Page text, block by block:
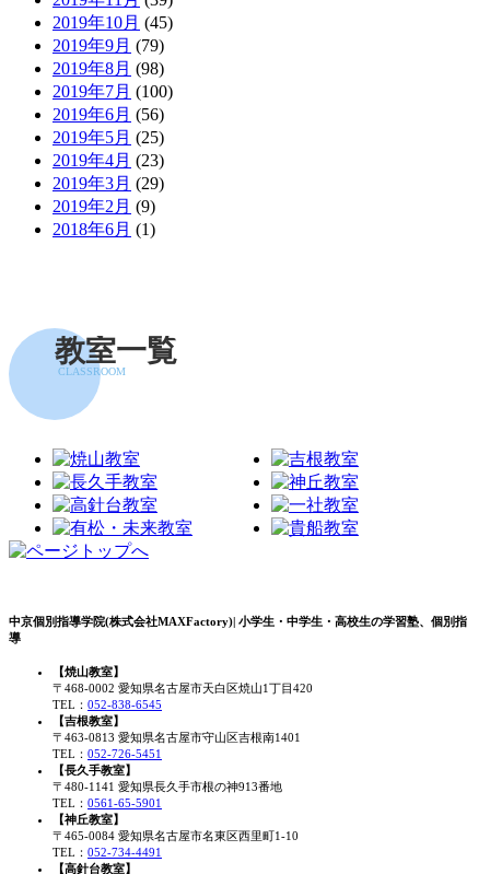
2019年10月 (45)
2019年9月 (79)
2019年8月 (98)
2019年7月 (100)
2019年6月 (56)
2019年5月 (25)
2019年4月 (23)
2019年3月 (29)
2019年2月 (9)
2018年6月 (1)
教室一覧
CLASSROOM
中京個別指導学院(株式会社MAXFactory)| 小学生・中学生・高校生の学習塾、個別指
導
【焼山教室】
〒468-0002 愛知県名古屋市天白区焼山1丁目420
TEL： 052-838-6545
【吉根教室】
〒463-0813 愛知県名古屋市守山区吉根南1401
TEL： 052-726-5451
【長久手教室】
〒480-1141 愛知県長久手市根の神913番地
TEL： 0561-65-5901
【神丘教室】
〒465-0084 愛知県名古屋市名東区西里町1-10
TEL： 052-734-4491
【高針台教室】